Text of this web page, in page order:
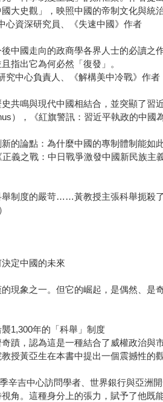
大史觀」，映照中國的帝制文化與統
資深研究員、《失速中國》作者
中國走向的政商學各界人士的必讀之
指出它為何必然「復發」。
中心負責人、《解構美中冷戰》作者
共鳴與現代中國相結合，並突顯了習
），《紅旗警訊：習近平執政的中國
的論點：為什麼中國的專制體制能如
之戰：中日戰爭激發中國新民族主
制度的嚴苛……黃教授主張科舉扼殺
定中國的未來
現象之一。但它的崛起，是偶然、
1,300年的「科舉」制度
蹟，認為這是一種結合了威權政治
授黃亞生在本書中提出一個震撼性的
辛吉中心訪問學者、世界銀行與亞洲
角。這種身分上的張力，賦予了他既